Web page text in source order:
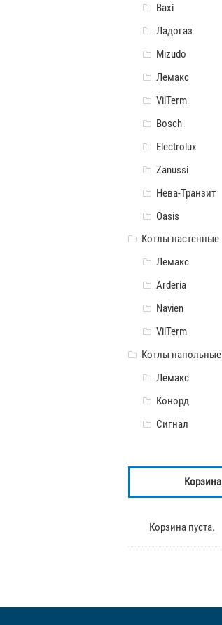
Baxi
Ладогаз
Mizudo
Лемакс
VilTerm
Bosch
Electrolux
Zanussi
Нева-Транзит
Oasis
Котлы настенные
Лемакс
Arderia
Navien
VilTerm
Котлы напольные
Лемакс
Конорд
Сигнал
Корзина
Корзина пуста.